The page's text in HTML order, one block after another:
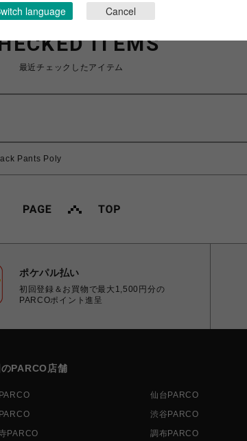
ITEMS
最近チェックしたアイテム
Pants Poly
ポケパル払い
初回登録＆お買物で最大1,500円分の
PARCOポイント進呈
PARCO店舗
仙台PARCO
渋谷PARCO
PARCO
調布PARCO
language Cancel